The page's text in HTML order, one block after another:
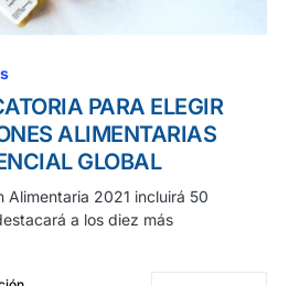
PARA ELEGIR
ALIMENTARIAS
GLOBAL
Alimentaria 2021 incluirá 50
a los diez más